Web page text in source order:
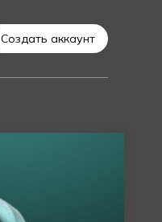
Создать аккаунт